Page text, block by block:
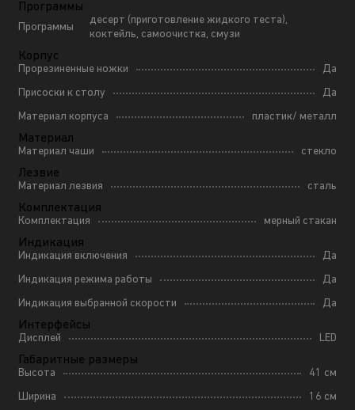
Программы
Программы
десерт (приготовление жидкого теста),
коктейль, самоочистка, смузи
Корпус
Прорезиненные ножки
Да
Присоски к столу
Да
Материал корпуса
пластик/ металл
Материал
Материал чаши стекло
Лезвие
Материал лезвия сталь
Комплектация
Комплектация мерный стакан
Индикация
Индикация включения
Да
Индикация режима работы
Да
Индикация выбранной скорости
Да
Интерфейсы
Дисплей LED
Габаритные размеры
Высота
41 см
Ширина
16 см